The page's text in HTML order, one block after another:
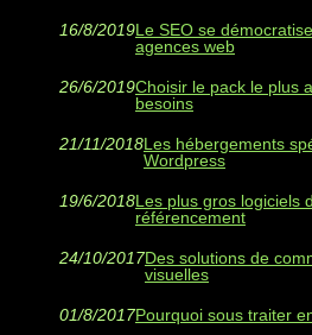
16/8/2019Le SEO se
agences web
26/6/2019Choisir le pack le plus
besoins
21/11/2018Les hébergements
Wordpress
19/6/2018Les plus gros logiciels
référencement
24/10/2017Des solutions de
visuelles
01/8/2017Pourquoi sous traiter